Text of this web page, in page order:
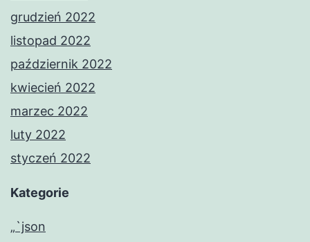
grudzień 2022
listopad 2022
październik 2022
kwiecień 2022
marzec 2022
luty 2022
styczeń 2022
Kategorie
„`json